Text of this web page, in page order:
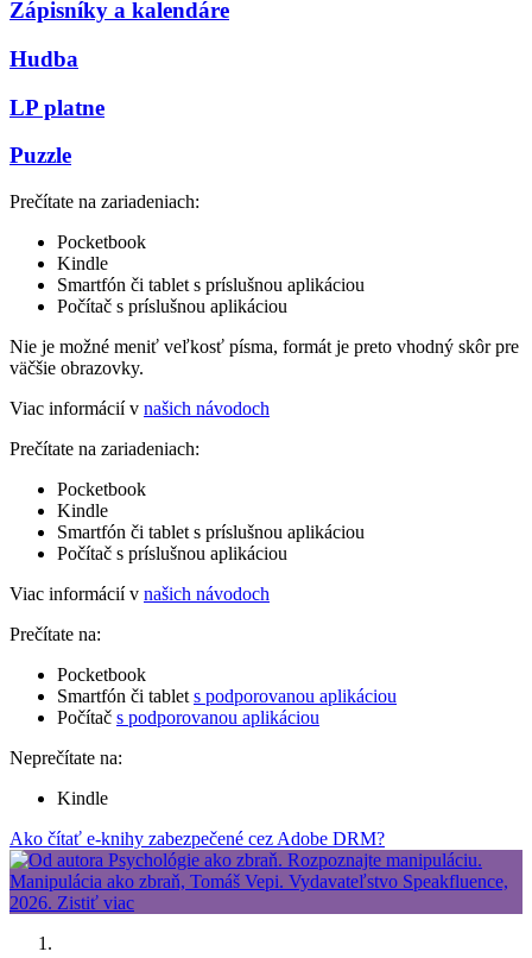
Zápisníky a kalendáre
Hudba
LP platne
Puzzle
Prečítate na zariadeniach:
Pocketbook
Kindle
Smartfón či tablet s príslušnou aplikáciou
Počítač s príslušnou aplikáciou
Nie je možné meniť veľkosť písma, formát je preto vhodný skôr pre
väčšie obrazovky.
Viac informácií v našich návodoch
Prečítate na zariadeniach:
Pocketbook
Kindle
Smartfón či tablet s príslušnou aplikáciou
Počítač s príslušnou aplikáciou
Viac informácií v našich návodoch
Prečítate na:
Pocketbook
Smartfón či tablet s podporovanou aplikáciou
Počítač s podporovanou aplikáciou
Neprečítate na:
Kindle
Ako čítať e-knihy zabezpečené cez Adobe DRM?